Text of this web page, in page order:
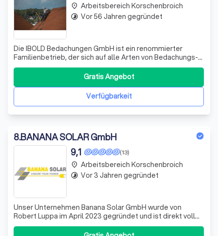
Die IBOLD Bedachungen GmbH ist ein renommierter
Familienbetrieb, der sich auf alle Arten von Bedachungs-
und Bauklempnerarbeiten spezialisiert hat. Unser
Meisterbetrieb, der der Dachdeckerinnung Kleve
angeschlossen ist, wurde 1908 von Hermann Hufer
gegründet und hat sich seitdem stetig weiterentwick
Verfügbarkeit
Gratis Angebot
place Arbeitsbereich Korschenbroich
timelapse Vor 56 Jahren gegründet
8.BANANA SOLAR GmbH
(13)
9,1
Unser Unternehmen Banana Solar GmbH wurde von
Robert Luppa im April 2023 gegründet und ist direkt voll
durchgestiegen. Robert, als studierter
Maschinenbauingenieur, konnte dabei nämlich auf bereits
place Arbeitsbereich Korschenbroich
timelapse Vor 3 Jahren gegründet